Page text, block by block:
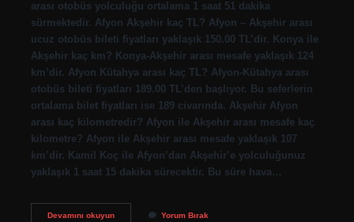
arası otobüs yolculuğu ortalama 1 saat 51 dakika
sürmektedir. Afyon Akşehir kaç TL? Afyon – Akşehir arası
ucuz otobüs bileti fiyatları yaklaşık 150.00 TL’dir. Konya ile
Akşehir kaç km? Konya-Akşehir arası mesafe yaklaşık 124
km’dir. Afyon Kütahya arası kaç TL? Afyon-Kütahya arası
otobüs bileti fiyatları 189.00 TL’den başlıyor. Bu seferlerin
ortalama bilet fiyatları ise 189 civarında. Akşehir Afyon
arası kaç kilometredir? Afyon ile Akşehir arası mesafe kaç
kilometre? Afyon ile Akşehir arası mesafe yaklaşık 107
km’dir. Kamil Koç ile Afyon’dan Akşehir’e yolculuğunuz
yaklaşık 1 saat 15 dakika sürecektir. Bu süre hava…
Devamını okuyunAfyon
Yorum Bırak